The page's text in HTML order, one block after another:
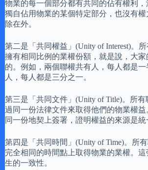
物業的每一個部分都有共同的佔有權利
獨自佔用物業的某個特定部分，也沒有
除在外。
第二是「共同權益」(Unity of Interest)。
擁有相同比例的業權份額，就是說，大
的。例如，兩個聯權共有人，每人都是
人，每人都是三分之一。
第三是「共同文件」(Unity of Title)。所
過同一份法律文件來取得他們的物業權
同一份地契上簽署，證明權益的來源是統
第四是「共同時間」(Unity of Time)。所
完全相同的時間點上取得物業的業權。
生的一致性。